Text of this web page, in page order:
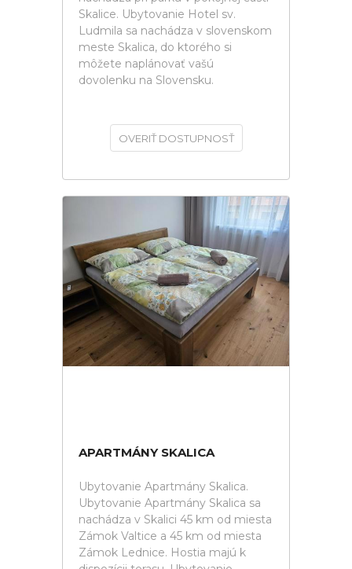
Skalice. Ubytovanie Hotel sv.
Ludmila sa nachádza v slovenskom
meste Skalica, do ktorého si
môžete naplánovať vašú
dovolenku na Slovensku.
OVERIŤ DOSTUPNOSŤ
APARTMÁNY SKALICA
Ubytovanie Apartmány Skalica.
Ubytovanie Apartmány Skalica sa
nachádza v Skalici 45 km od miesta
Zámok Valtice a 45 km od miesta
Zámok Lednice. Hostia majú k